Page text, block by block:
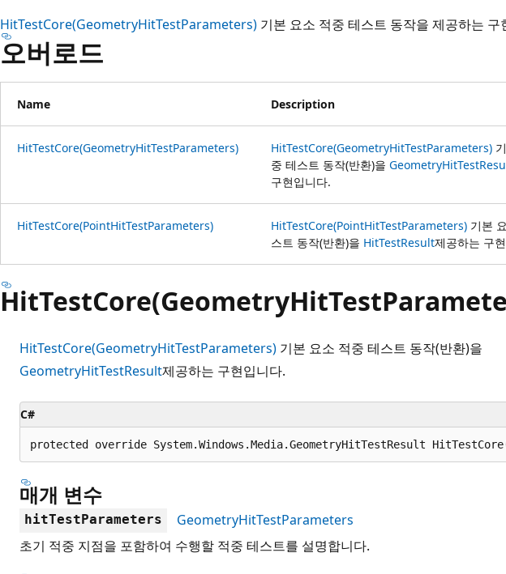
HitTestCore(GeometryHitTestParameters) 기본 요소 적중 테스트 동작을 제공하는 구
오버로드
Name Description
HitTestCore(GeometryHitTestParameters) HitTestCore(GeometryHitTestParameters)
중 테스트 동작(반환)을
구현입니다.
HitTestCore(PointHitTestParameters) HitTestCore(PointHitTestParameters) 기본
스트 동작(반환)을 HitTestResult제공하는 구
HitTestCore(GeometryHitTestParameters) 기본 요소 적중 테스트 동작(반환)을
GeometryHitTestResult제공하는 구현입니다.
C#
protected override System.Windows.Media.GeometryHitTestResult
매개 변수
hitTestParameters
GeometryHitTestParameters
초기 적중 지점을 포함하여 수행할 적중 테스트를 설명합니다.